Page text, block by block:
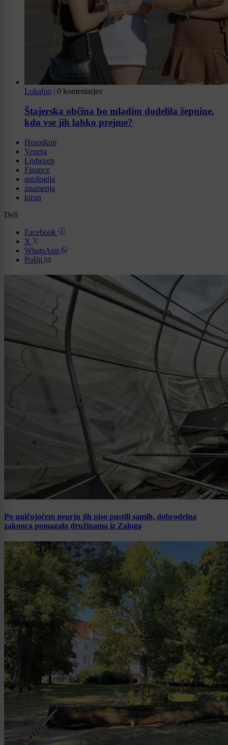
Lokalno | 0 komentarjev
Štajerska občina bo mladim dodelila žepnine,
kdo vse jih lahko prejme?
Horoskop
Venera
Ljubezen
Finance
astologija
znamenja
kiron
Deli
Facebook
X
WhatsApp
Pošlji
Po uničujočem neurju jih niso pustili samih, dobrodelna
zakonca pomagala družinama iz Zaloga